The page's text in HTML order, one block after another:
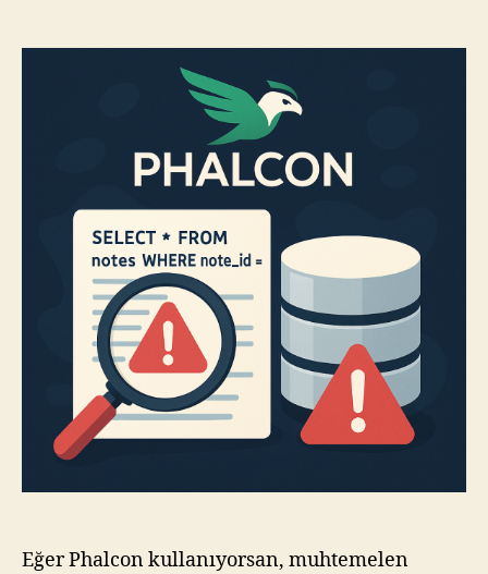
Can
Hata
Çözümleri:
e_id
Eğer Phalcon kullanıyorsan, muhtemelen